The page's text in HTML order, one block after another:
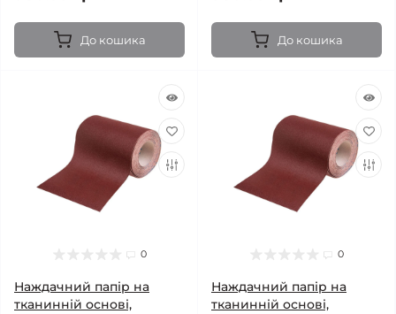
До кошика До кошика
0
Наждачний папір на
тканинній основі,
0
Наждачний папір на
тканинній основі,